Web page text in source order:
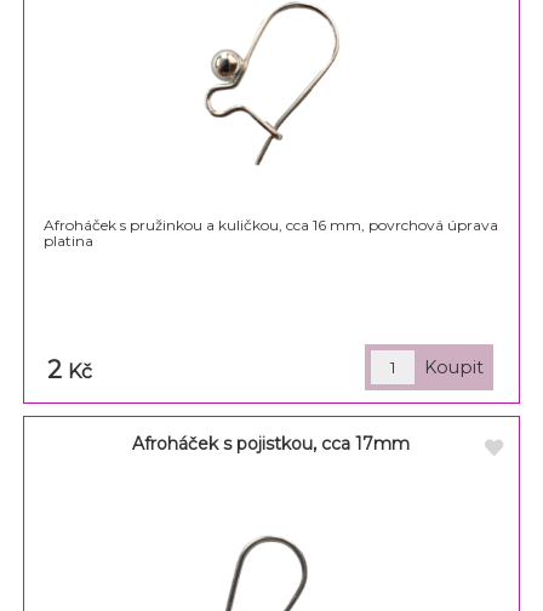
Afroháček s pružinkou a kuličkou, cca 16 mm, povrchová úprava
platina
2 Kč
Afroháček s pojistkou, cca 17mm